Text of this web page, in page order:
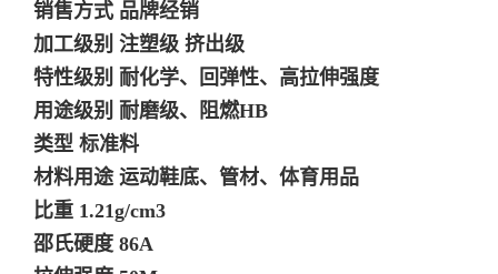
销售方式 品牌经销
加工级别 注塑级 挤出级
特性级别 耐化学、回弹性、高拉伸强度
用途级别 耐磨级、阻燃HB
类型 标准料
材料用途 运动鞋底、管材、体育用品
比重 1.21g/cm3
邵氏硬度 86A